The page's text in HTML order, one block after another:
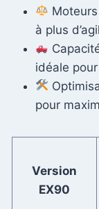
à plus
idéale
pour
Version
EX90